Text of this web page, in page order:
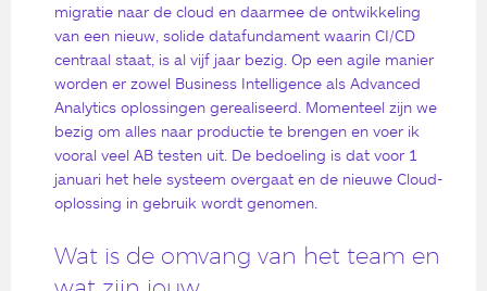
migratie naar de cloud en daarmee de ontwikkeling
van een nieuw, solide datafundament waarin CI/CD
centraal staat, is al vijf jaar bezig. Op een agile manier
worden er zowel Business Intelligence als Advanced
Analytics oplossingen gerealiseerd. Momenteel zijn we
bezig om alles naar productie te brengen en voer ik
vooral veel AB testen uit. De bedoeling is dat voor 1
januari het hele systeem overgaat en de nieuwe Cloud-
oplossing in gebruik wordt genomen.
Wat is de omvang van het team en